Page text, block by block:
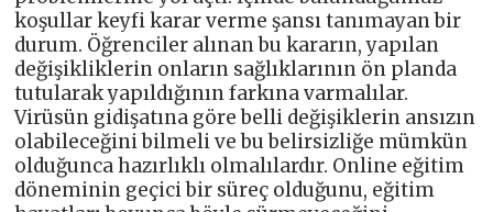
koşullar keyfi karar verme şansı tanımayan bir
durum. Öğrenciler alınan bu kararın, yapılan
değişikliklerin onların sağlıklarının ön planda
tutularak yapıldığının farkına varmalılar.
Virüsün gidişatına göre belli değişiklerin ansızın
olabileceğini bilmeli ve bu belirsizliğe mümkün
olduğunca hazırlıklı olmalılardır. Online eğitim
döneminin geçici bir süreç olduğunu, eğitim